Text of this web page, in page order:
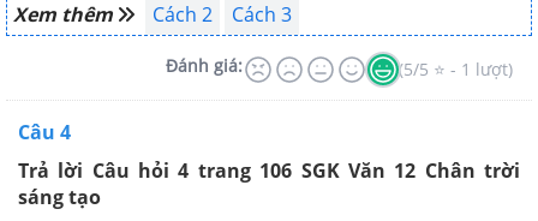
Xem thêm
Cách 2 Cách 3
Đánh giá: (5/5 ⭐ - 1 lượt)
Câu 4
Trả lời Câu hỏi 4 trang 106 SGK Văn 12 Chân trời
sáng tạo